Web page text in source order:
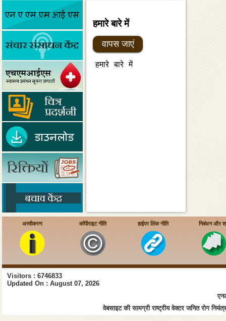
हमारे बारे में
वापस जाएं
हमारे बारे में
अस्वीकरण कॉपीराइट नीति हाईपर लिंक नीति निबंधन और
Visitors : 6746833
Updated On : August 07, 2026
वेबसाइट की सामग्री राष्ट्रीय वेक्टर जनित रोग